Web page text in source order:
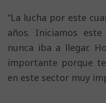
“La lucha por este
años. Iniciamos
nunca iba a llegar.
importante porque
en este sector muy